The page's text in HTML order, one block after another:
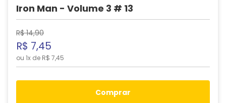
Iron Man - Volume 3 # 13
R$ 14,90
R$ 7,45
ou 1x de R$ 7,45
comprar